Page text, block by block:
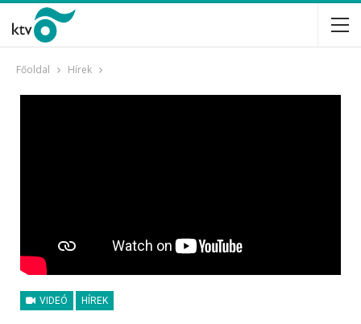
Főoldal Hírek
VIDEÓ HÍREK